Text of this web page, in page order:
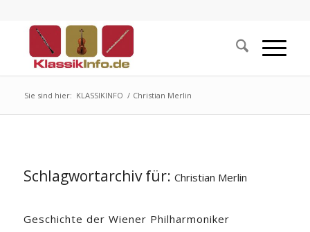
Sie sind hier: KLASSIKINFO / Christian Merlin
Schlagwortarchiv für: Christian Merlin
Geschichte der Wiener Philharmoniker